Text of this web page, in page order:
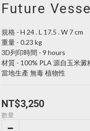
Future
規格 - H 24 . L 17.5 . W 7 cm
重量 - 0.23 kg
3D列印時間 - 9 hours
材質 - 100% PLA 源自玉米澱
當地生產 無毒 植物性
NT$3,250
數量